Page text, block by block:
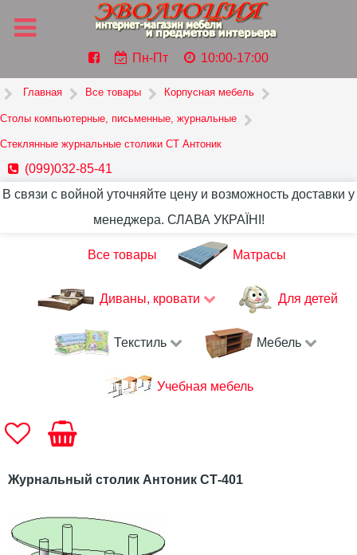
Пн-Пт 10:00-17:00
Главная Все товары Корпусная мебель
Столы компьютерные, письменные, журнальные
Стеклянные журнальные столики СТ Антоник
(099)032-85-41
В связи с войной уточняйте цену и возможность доставки у
менеджера. СЛАВА УКРАЇНІ!
Все товары Матрасы
Диваны, кровати Для детей
Текстиль Мебель
Учебная мебель
Журнальный столик Антоник СТ-401